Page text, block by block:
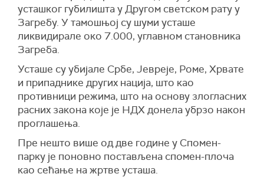
усташког губилишта у Другом светском рату у
Загребу. У тамошњој су шуми усташе
ликвидирале око 7.000, углавном становника
Загреба.
Усташе су убијале Србе, Јевреје, Роме, Хрвате
и припаднике других нација, што као
противници режима, што на основу злогласних
расних закона које је НДХ донела убрзо након
проглашења.
Пре нешто више од две године у Спомен-
парку је поновно постављена спомен-плоча
као сећање на жртве усташа.